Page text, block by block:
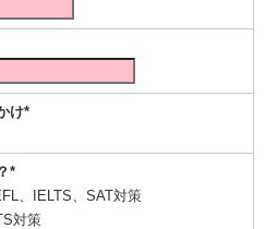
け*
*
、IELTS、SAT対策
対策